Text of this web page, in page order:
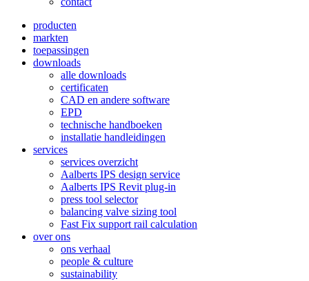
producten
markten
toepassingen
downloads
alle downloads
certificaten
CAD en andere software
EPD
technische handboeken
installatie handleidingen
services
services overzicht
Aalberts IPS design service
Aalberts IPS Revit plug-in
press tool selector
balancing valve sizing tool
Fast Fix support rail calculation
over ons
ons verhaal
people & culture
sustainability